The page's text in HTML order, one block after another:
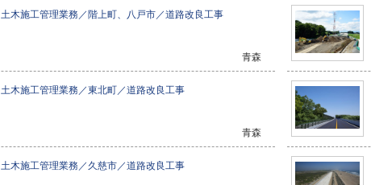
土木施工管理業務／階上町、八戸市／道路改良工事
青森
土木施工管理業務／東北町／道路改良工事
青森
土木施工管理業務／久慈市／道路改良工事